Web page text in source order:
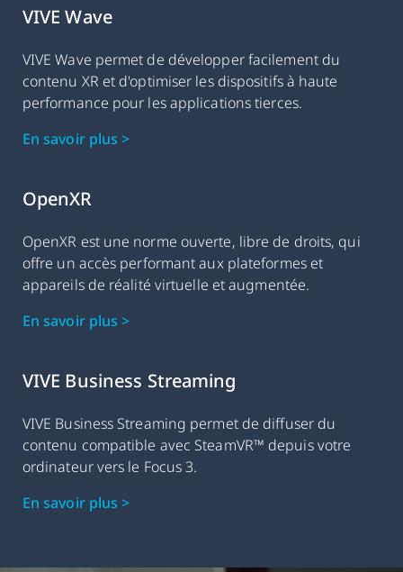
VIVE Wave
VIVE Wave permet de développer facilement du
contenu XR et d'optimiser les dispositifs à haute
performance pour les applications tierces.
En savoir plus >
OpenXR
OpenXR est une norme ouverte, libre de droits, qui
offre un accès performant aux plateformes et
appareils de réalité virtuelle et augmentée.
En savoir plus >
VIVE Business Streaming
VIVE Business Streaming permet de diffuser du
contenu compatible avec SteamVR™ depuis votre
ordinateur vers le Focus 3.
En savoir plus >